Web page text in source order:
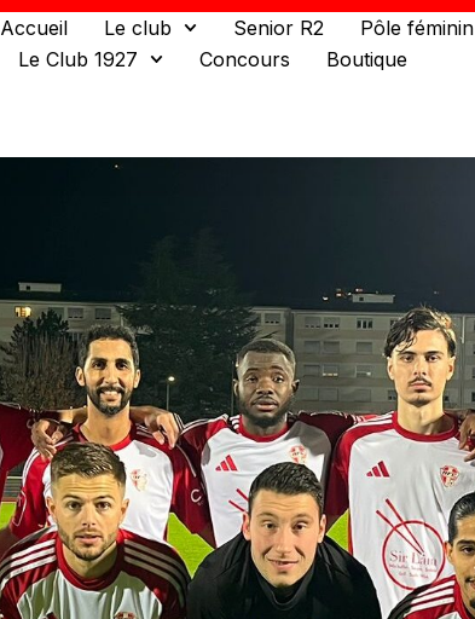
Accueil Le club Senior R2 Pôle féminin
Le Club 1927
Concours Boutique